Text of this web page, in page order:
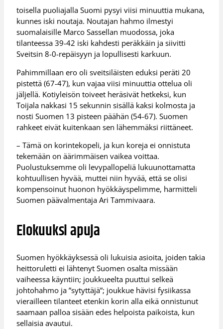
toisella puoliajalla Suomi pysyi viisi minuuttia mukana,
kunnes iski noutaja. Noutajan hahmo ilmestyi
suomalaisille Marco Sassellan muodossa, joka
tilanteessa 39-42 iski kahdesti peräkkäin ja siivitti
Sveitsin 8-0-repäisyyn ja lopullisesti karkuun.
Pahimmillaan ero oli sveitsiläisten eduksi peräti 20
pistettä (67-47), kun vajaa viisi minuuttia ottelua oli
jäljellä. Kotiyleisön toiveet heräsivät hetkeksi, kun
Toijala nakkasi 15 sekunnin sisällä kaksi kolmosta ja
nosti Suomen 13 pisteen päähän (54-67). Suomen
rahkeet eivät kuitenkaan sen lähemmäksi riittäneet.
– Tämä on korintekopeli, ja kun koreja ei onnistuta
tekemään on äärimmäisen vaikea voittaa.
Puolustuksemme oli levypallopeliä lukuunottamatta
kohtuullisen hyvää, muttei niin hyvää, että se olisi
kompensoinut huonon hyökkäyspelimme, harmitteli
Suomen päävalmentaja Ari Tammivaara.
Elokuuksi apuja
Suomen hyökkäyksessä oli lukuisia asioita, joiden takia
heittoruletti ei lähtenyt Suomen osalta missään
vaiheessa käyntiin; joukkueelta puuttui selkeä
johtohahmo ja ”sytyttäjä”; joukkue hävisi fysiikassa
vierailleen tilanteet etenkin korin alla eikä onnistunut
saamaan palloa sisään edes helpoista paikoista, kun
sellaisia avautui.